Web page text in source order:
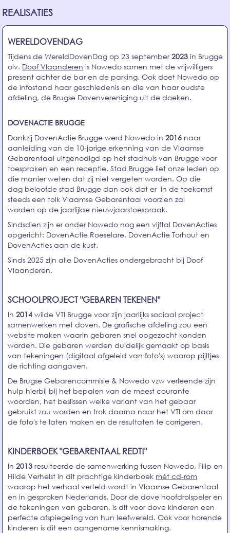
REALISATIES
WERELDOVENDAG
Tijdens de WereldDovenDag op 23 september2023in Brugge
olv. Doof Vlaanderen is Nowedo samen met de vrijwilligers
present achter de bar en de parking. Ook doet Nowedo op
de infostand haar geschiedenis en die van haar oudste
afdeling, de Brugse Dovenvereniging uit de doeken.
DOVENACTIE BRUGGE
Dankzij DovenActie Brugge werd Nowedo in2016 naar
aanleiding van de 10-jarige erkenning van de Vlaamse
Gebarentaal uitgenodigd op het stadhuis van Brugge voor
toespraken en een receptie. Stad Brugge liet onze leden op
die manier weten dat zij niet vergeten worden. Op die
dag beloofde stad Brugge dan ook dat er in de toekomst
steeds een tolk Vlaamse Gebarentaal voorzien zal
worden op de jaarlijkse nieuwjaarstoespraak.
Sindsdien zijn er onder Nowedo nog een vijftal DovenActies
opgericht: DovenActie Roeselare, DovenActie Torhout en
DovenActies aan de kust.
Sinds 2025 zijn alle DovenActies ondergebracht bij Doof
Vlaanderen.
SCHOOLPROJECT "GEBAREN TEKENEN"
In2014wilde VTI Brugge voor zijn jaarlijks sociaal project
samenwerken met doven. De grafische afdeling zou een
website maken waarin gebaren snel opgezocht konden
worden. Die gebaren werden duidelijk gemaakt op basis
van tekeningen (digitaal afgeleid van foto's) waarop pijltjes
de richting aangaven.
De Brugse Gebarencommisie & Nowedo vzw verleende zijn
hulp hierbij bij het bepalen van de meest courante
woorden, het beslissen welke variant van het gebaar
gebruikt zou worden en trok daarna naar het VTI om daar
de foto's te laten maken en de resultaten te corrigeren.
KINDERBOEK "GEBARENTAAL REDT!"
In2013resulteerde de samenwerking tussen Nowedo, Filip en
Hilde Verhelst in dit prachtige kinderboek mét cd-rom
waarop het verhaal verteld wordtin Vlaamse Gebarentaal
enin gesproken Nederlands. Door de dove hoofdrolspeler en
de tekeningen van gebaren, is dit voor dove kinderen een
perfecte afspiegeling van hun leefwereld. Ook voor horende
kinderen is dit een aangename kennismaking.